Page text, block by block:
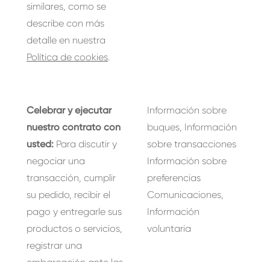
similares, como se
describe con más
detalle en nuestra
Política de cookies.
Celebrar y ejecutar
nuestro contrato con
usted: Para discutir y
negociar una
transacción, cumplir
su pedido, recibir el
pago y entregarle sus
productos o servicios,
registrar una
Información sobre
buques, Información
sobre transacciones
Información sobre
preferencias
Comunicaciones,
Información
voluntaria